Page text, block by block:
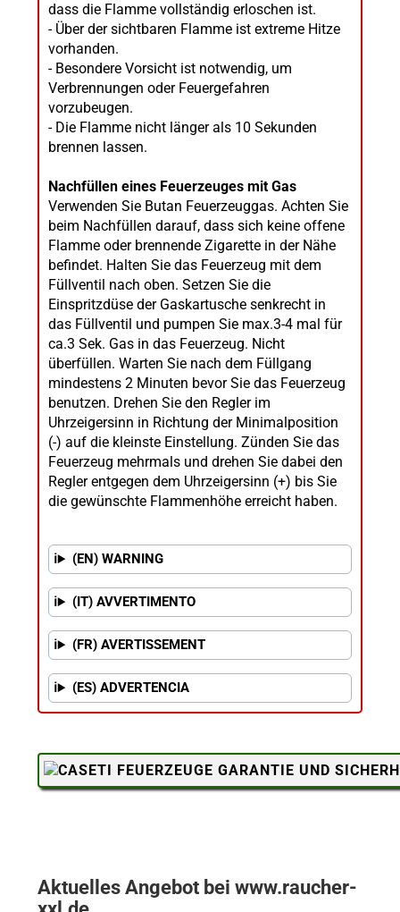
dass die Flamme vollständig erloschen ist.
- Über der sichtbaren Flamme ist extreme Hitze
vorhanden.
- Besondere Vorsicht ist notwendig, um
Verbrennungen oder Feuergefahren
vorzubeugen.
- Die Flamme nicht länger als 10 Sekunden
brennen lassen.
Nachfüllen eines Feuerzeuges mit Gas
Verwenden Sie Butan Feuerzeuggas. Achten Sie
beim Nachfüllen darauf, dass sich keine offene
Flamme oder brennende Zigarette in der Nähe
befindet. Halten Sie das Feuerzeug mit dem
Füllventil nach oben. Setzen Sie die
Einspritzdüse der Gaskartusche senkrecht in
das Füllventil und pumpen Sie max.3-4 mal für
ca.3 Sek. Gas in das Feuerzeug. Nicht
überfüllen. Warten Sie nach dem Füllgang
mindestens 2 Minuten bevor Sie das Feuerzeug
benutzen. Drehen Sie den Regler im
Uhrzeigersinn in Richtung der Minimalposition
(-) auf die kleinste Einstellung. Zünden Sie das
Feuerzeug mehrmals und drehen Sie dabei den
Regler entgegen dem Uhrzeigersinn (+) bis Sie
die gewünschte Flammenhöhe erreicht haben.
(EN) WARNING
(IT) AVVERTIMENTO
(FR) AVERTISSEMENT
(ES) ADVERTENCIA
Aktuelles Angebot bei www.raucher-